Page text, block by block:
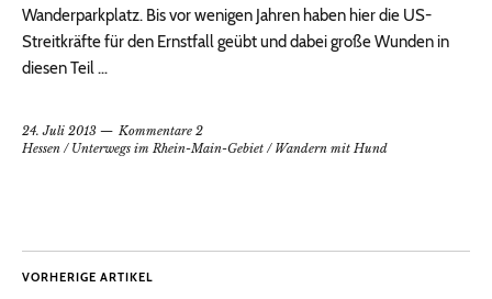
Wanderparkplatz. Bis vor wenigen Jahren haben hier die US-
Streitkräfte für den Ernstfall geübt und dabei große Wunden in
diesen Teil …
24. Juli 2013
Kommentare 2
Hessen / Unterwegs im Rhein-Main-Gebiet / Wandern mit Hund
VORHERIGE ARTIKEL